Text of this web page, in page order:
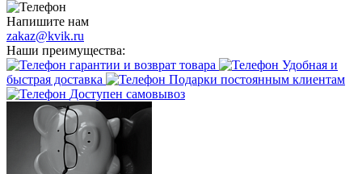
Напишите нам
zakaz@kvik.ru
Наши преимущества:
гарантии и возврат товара
Удобная и
быстрая доставка
Подарки постоянным клиентам
Доступен самовывоз